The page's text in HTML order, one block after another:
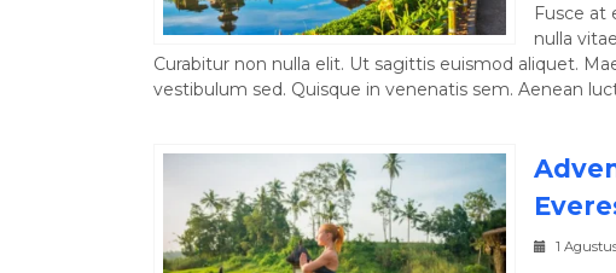
Fusce at
nulla
Curabitur non nulla elit. Ut sagittis euismod aliquet.
vestibulum sed. Quisque in venenatis sem. Aenean
1